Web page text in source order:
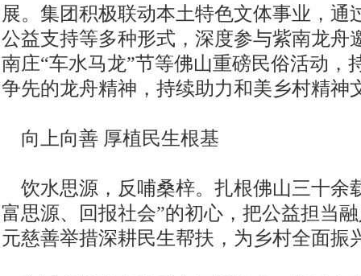
展。集团积极联动本土特色文体事业，通
公益支持等多种形式，深度参与紫南龙舟
南庄“车水马龙”节等佛山重磅民俗活动，
争先的龙舟精神，持续助力和美乡村精神
向上向善 厚植民生根基
饮水思源，反哺桑梓。扎根佛山三十余
富思源、回报社会”的初心，把公益担当
元慈善举措深耕民生帮扶，为乡村全面振